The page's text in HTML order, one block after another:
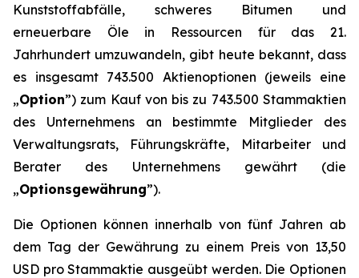
Kunststoffabfälle, schweres Bitumen und
erneuerbare Öle in Ressourcen für das 21.
Jahrhundert umzuwandeln, gibt heute bekannt, dass
es insgesamt 743.500 Aktienoptionen (jeweils eine
„Option”) zum Kauf von bis zu 743.500 Stammaktien
des Unternehmens an bestimmte Mitglieder des
Verwaltungsrats, Führungskräfte, Mitarbeiter und
Berater des Unternehmens gewährt (die
„Optionsgewährung”).
Die Optionen können innerhalb von fünf Jahren ab
dem Tag der Gewährung zu einem Preis von 13,50
USD pro Stammaktie ausgeübt werden. Die Optionen